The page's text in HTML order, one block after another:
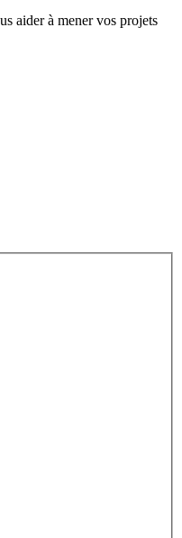
aider à mener vos projets